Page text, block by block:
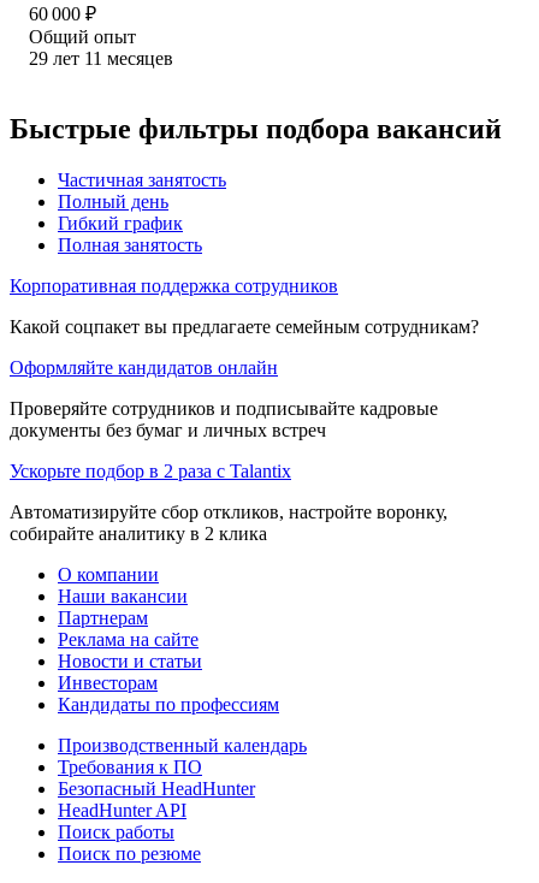
60 000 ₽
Общий опыт
29 лет 11 месяцев
Быстрые фильтры подбора вакансий
Частичная занятость
Полный день
Гибкий график
Полная занятость
Корпоративная поддержка сотрудников
Какой соцпакет вы предлагаете семейным сотрудникам?
Оформляйте кандидатов онлайн
Проверяйте сотрудников и подписывайте кадровые
документы без бумаг и личных встреч
Ускорьте подбор в 2 раза с Talantix
Автоматизируйте сбор откликов, настройте воронку,
собирайте аналитику в 2 клика
О компании
Наши вакансии
Партнерам
Реклама на сайте
Новости и статьи
Инвесторам
Кандидаты по профессиям
Производственный календарь
Требования к ПО
Безопасный HeadHunter
HeadHunter API
Поиск работы
Поиск по резюме